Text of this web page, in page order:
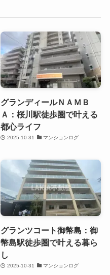
グランディールＮＡＭＢ
Ａ：桜川駅徒歩圏で叶える
都心ライフ
2025-10-31 マンションログ
グランツコート御幣島：御
幣島駅徒歩圏で叶える暮ら
し
2025-10-31 マンションログ